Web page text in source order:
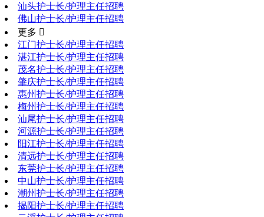
汕头护士长/护理主任招聘
佛山护士长/护理主任招聘
更多 
江门护士长/护理主任招聘
湛江护士长/护理主任招聘
茂名护士长/护理主任招聘
肇庆护士长/护理主任招聘
惠州护士长/护理主任招聘
梅州护士长/护理主任招聘
汕尾护士长/护理主任招聘
河源护士长/护理主任招聘
阳江护士长/护理主任招聘
清远护士长/护理主任招聘
东莞护士长/护理主任招聘
中山护士长/护理主任招聘
潮州护士长/护理主任招聘
揭阳护士长/护理主任招聘